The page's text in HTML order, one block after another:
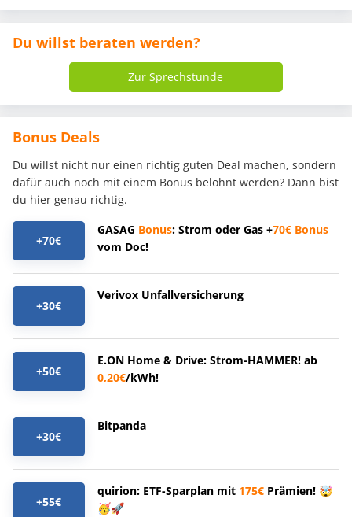
Du willst beraten werden?
Zur Sprechstunde
Bonus Deals
Du willst nicht nur einen richtig guten Deal machen, sondern
dafür auch noch mit einem Bonus belohnt werden? Dann bist
du hier genau richtig.
+70€
GASAG Bonus: Strom oder Gas +70€ Bonus
vom Doc!
+30€
Verivox Unfallversicherung
+50€
E.ON Home & Drive: Strom-HAMMER! ab
0,20€/kWh!
+30€
Bitpanda
+55€
quirion: ETF-Sparplan mit 175€ Prämien! 🤯
🥳🚀